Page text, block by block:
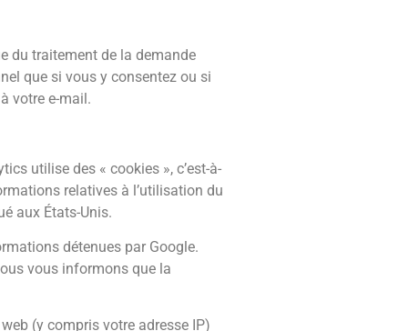
du traitement de la demande
que si vous y consentez ou si
votre e-mail.
utilise des « cookies », c’est-à-
relatives à l’utilisation du
aux États-Unis.
détenues par Google.
vous informons que la
(y compris votre adresse IP)